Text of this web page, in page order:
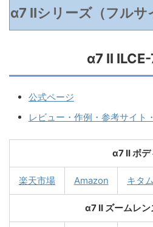
α7 IIシリーズ（フルサ
α7 II
公式ページ
レビュー・作例・参考サイト
α7 II ボデ
楽天市場 Amazon キタ
α7 II ズームレン